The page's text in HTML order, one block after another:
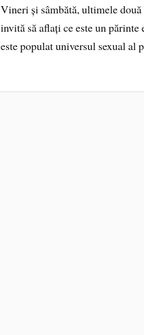
Vineri și sâmbătă, ultimele
invită să aflați ce este un
este populat universul sexual al